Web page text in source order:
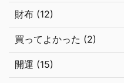
財布 (12)
買ってよかった (2)
開運 (15)